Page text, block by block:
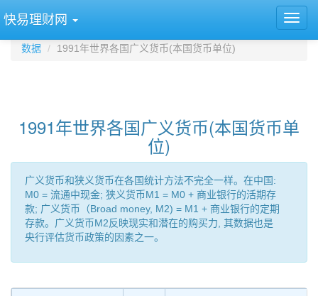
快易理财网
数据 1991年世界各国广义货币(本国货币单位)
1991年世界各国广义货币(本国货币单
位)
广义货币和狭义货币在各国统计方法不完全一样。在中国:
M0 = 流通中现金; 狭义货币M1 = M0 + 商业银行的活期存
款; 广义货币（Broad money, M2) = M1 + 商业银行的定期
存款。广义货币M2反映现实和潜在的购买力, 其数据也是
央行评估货币政策的因素之一。